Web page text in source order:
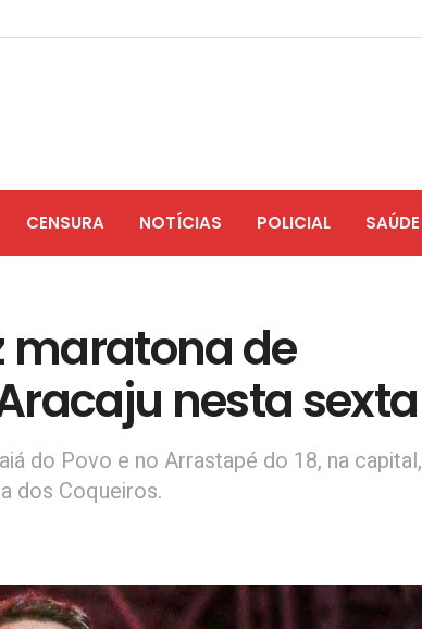
CENSURA NOTÍCIAS POLICIAL SAÚDE
maratona de
nesta sexta
do Povo e no Arrastapé do 18, na capital,
dos Coqueiros.